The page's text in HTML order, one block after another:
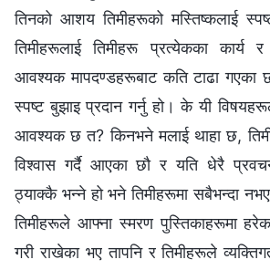
तिनको आशय तिमीहरूको मस्तिष्कलाई
तिमीहरूलाई तिमीहरू प्रत्येकका कार्य
आवश्यक मापदण्डहरूबाट कति टाढा गएका
स्पष्ट बुझाइ प्रदान गर्नु हो। के यी
आवश्यक छ त? किनभने मलाई थाहा छ,
विश्‍वास गर्दै आएका छौ र यति धेरै
ठ्याक्कै भन्ने हो भने तिमीहरूमा सबैभन्दा
तिमीहरूले आफ्ना स्मरण पुस्तिकाहरूमा
गरी राखेका भए तापनि र तिमीहरूले